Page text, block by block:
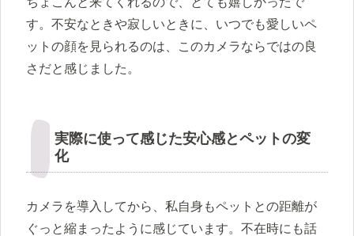
す。不安なときや寂しいときに、いつでも愛しいペ
ットの顔を見られるのは、このカメラならではの良
さだと感じました。
実際に使って感じた安心感とペットの変
化
カメラを導入してから、私自身もペットとの距離が
ぐっと縮まったように感じています。不在時にも話